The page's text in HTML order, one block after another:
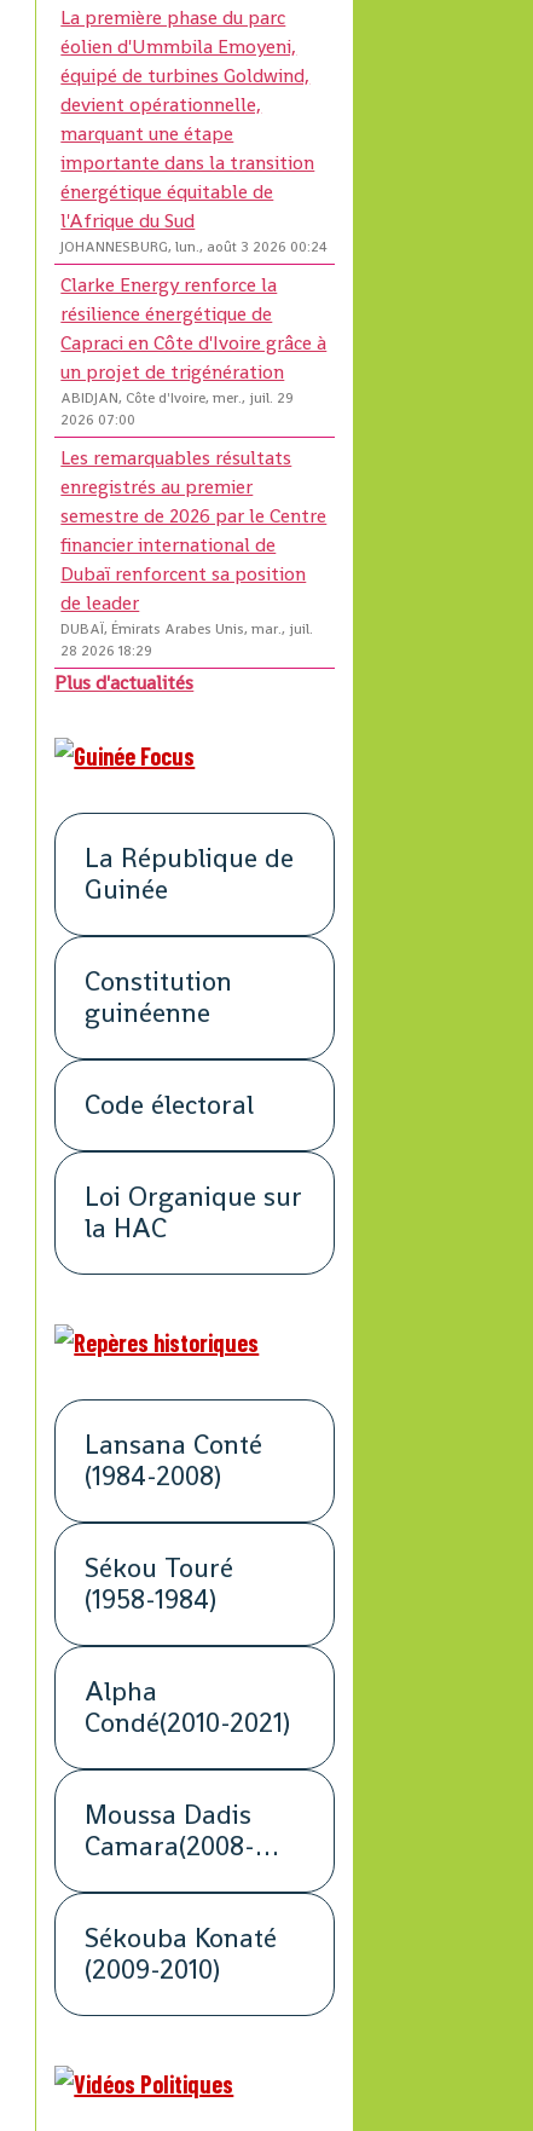
La première phase du parc
éolien d'Ummbila Emoyeni,
équipé de turbines Goldwind,
devient opérationnelle,
marquant une étape
importante dans la transition
énergétique équitable de
l'Afrique du Sud
JOHANNESBURG, lun., août 3 2026 00:24
Clarke Energy renforce la
résilience énergétique de
Capraci en Côte d'Ivoire grâce à
un projet de trigénération
ABIDJAN, Côte d'Ivoire, mer., juil. 29
2026 07:00
Les remarquables résultats
enregistrés au premier
semestre de 2026 par le Centre
financier international de
Dubaï renforcent sa position
de leader
DUBAÏ, Émirats Arabes Unis, mar., juil.
28 2026 18:29
Plus d'actualités
La République de
Guinée
Constitution
guinéenne
Code électoral
Loi Organique sur
la HAC
Lansana Conté
(1984-2008)
Sékou Touré
(1958-1984)
Alpha
Condé(2010-2021)
Moussa Dadis
Camara(2008-
Sékouba Konaté
(2009-2010)